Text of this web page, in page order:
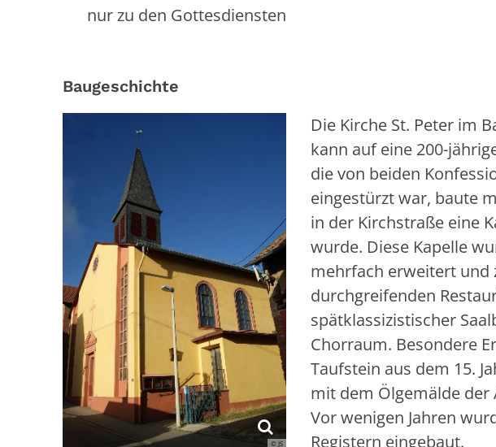
nur zu den Gottesdiensten
Baugeschichte
© JS
Die Kirche St. Peter im
kann auf eine 200-
die von beiden
eingestürzt war, baute
in der Kirchstraße eine
wurde. Diese Kapelle
mehrfach erweitert und
durchgreifenden
spätklassizistischer
Chorraum. Besondere
Taufstein aus dem 15.
mit dem Ölgemälde
Vor wenigen Jahren
Registern eingebaut.